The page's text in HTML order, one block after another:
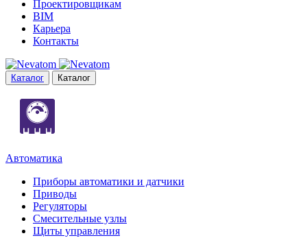
Проектировщикам
BIM
Карьера
Контакты
Каталог Каталог
Автоматика
Приборы автоматики и датчики
Приводы
Регуляторы
Смесительные узлы
Щиты управления